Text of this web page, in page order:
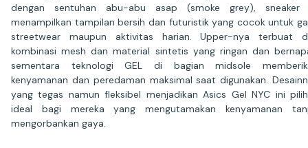
dengan sentuhan abu-abu asap (smoke grey), sneaker
menampilkan tampilan bersih dan futuristik yang cocok untuk
streetwear maupun aktivitas harian. Upper-nya terbuat
kombinasi mesh dan material sintetis yang ringan dan
sementara teknologi GEL di bagian midsole
kenyamanan dan peredaman maksimal saat digunakan.
yang tegas namun fleksibel menjadikan Asics Gel NYC ini
ideal bagi mereka yang mengutamakan kenyamanan
mengorbankan gaya.